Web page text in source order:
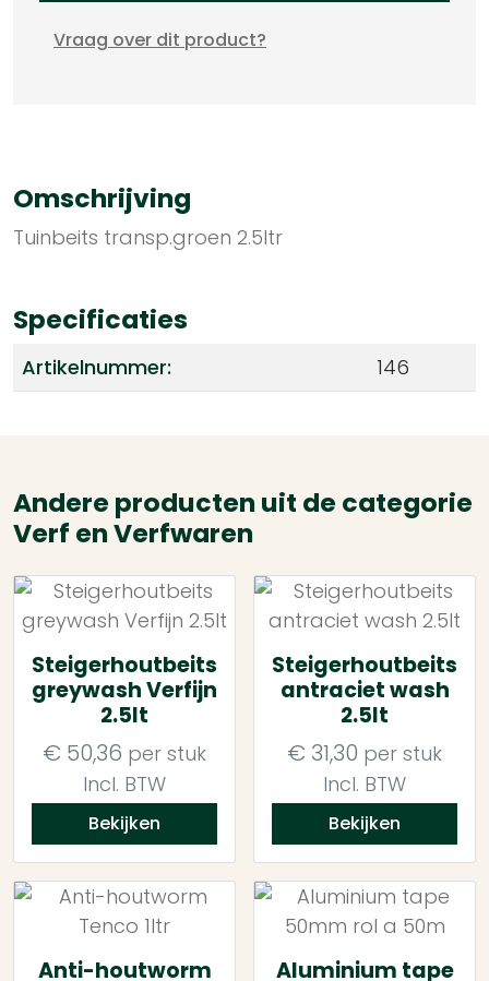
Vraag over dit product?
Omschrijving
Tuinbeits transp.groen 2.5ltr
Specificaties
Artikelnummer: 146
Andere producten uit de categorie
Verf en Verfwaren
Steigerhoutbeits
greywash Verfijn
2.5lt
€ 50,36 per stuk
Incl. BTW
Bekijken
Steigerhoutbeits
antraciet wash
2.5lt
€ 31,30 per stuk
Incl. BTW
Bekijken
Anti-houtworm Aluminium tape